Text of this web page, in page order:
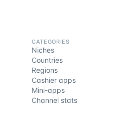
CATEGORIES
Niches
Countries
Regions
Cashier apps
Mini-apps
Channel stats